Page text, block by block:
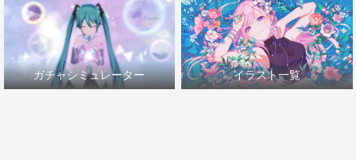
ガチャシミュレーター イラスト一覧